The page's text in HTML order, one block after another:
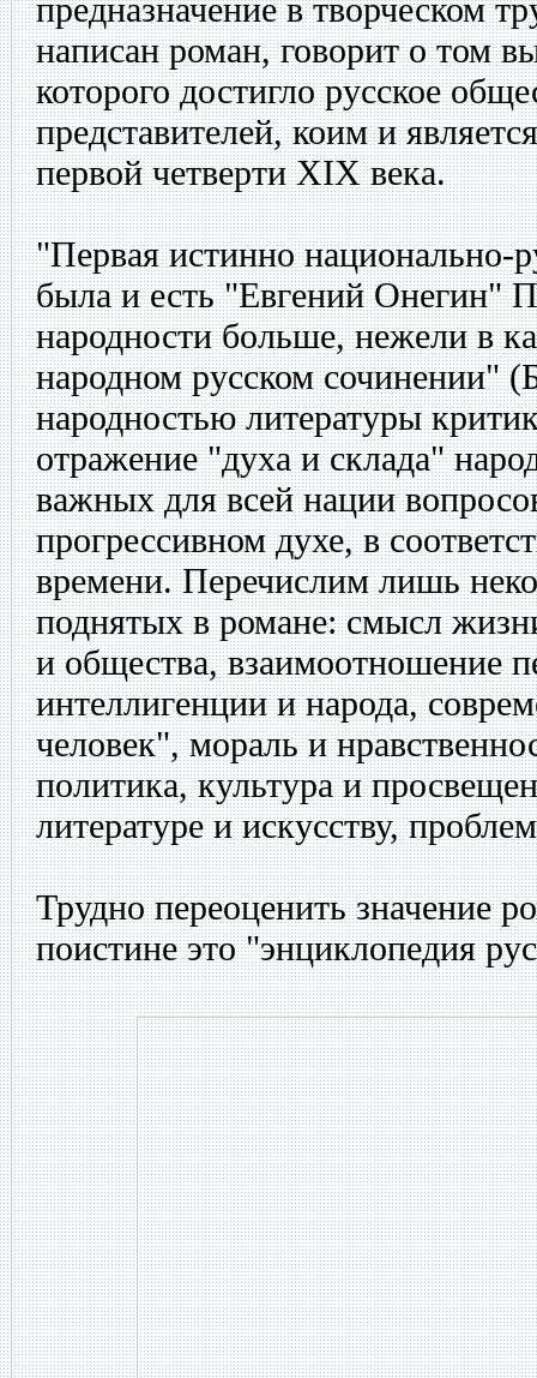
предназначение в творческом
написан роман, говорит о том
которого достигло русское
представителей, коим и
первой четверти XIX века.
"Первая истинно национально-
была и есть "Евгений Онегин"
народности больше, нежели в
народном русском сочинении"
народностью литературы
отражение "духа и склада"
важных для всей нации
прогрессивном духе, в
времени. Перечислим лишь
поднятых в романе: смысл
и общества, взаимоотношение
интеллигенции и народа,
человек", мораль и
политика, культура и
литературе и искусству,
Трудно переоценить значение
поистине это "энциклопедия